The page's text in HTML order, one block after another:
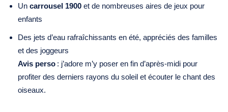
Un carrousel 1900 et de nombreuses aires de jeux pour
enfants
Des jets d’eau rafraîchissants en été, appréciés des familles
et des joggeurs
Avis perso : j’adore m’y poser en fin d’après‑midi pour
profiter des derniers rayons du soleil et écouter le chant des
oiseaux.